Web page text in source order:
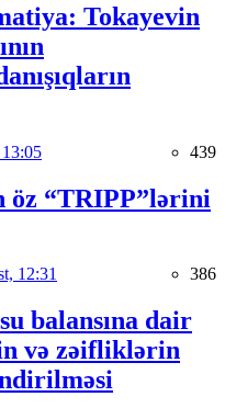
Tokayevin
439
öz “TRIPP”lərini
12:31 386
balansına dair
və zəifliklərin